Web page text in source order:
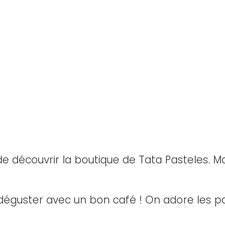
découvrir la boutique de Tata Pasteles.
avec un bon café ! On adore les